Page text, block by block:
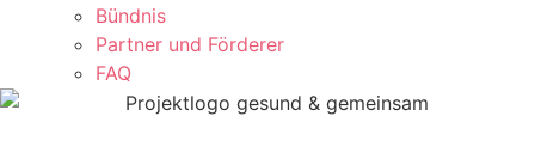
Bündnis
Partner und Förderer
FAQ